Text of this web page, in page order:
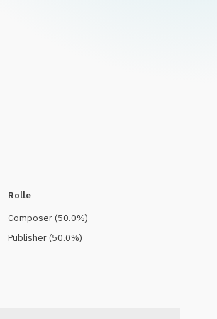
Rolle
Composer(50.0%)
Publisher(50.0%)